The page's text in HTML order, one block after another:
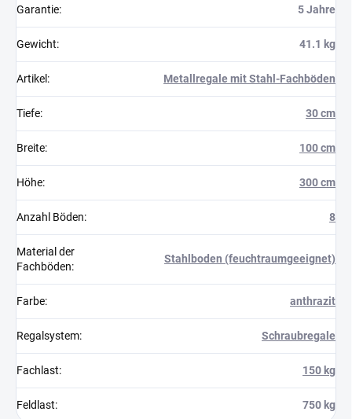
Garantie: 5 Jahre
Gewicht: 41.1 kg
Artikel : Metallregale mit Stahl-Fachböden
Tiefe: 30 cm
Breite: 100 cm
Höhe: 300 cm
Anzahl Böden: 8
Material der
Fachböden:
Stahlboden (feuchtraumgeeignet)
Farbe: anthrazit
Regalsystem: Schraubregale
Fachlast: 150 kg
Feldlast: 750 kg